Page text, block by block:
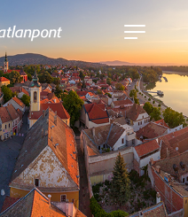
Navigáció
kinyitása